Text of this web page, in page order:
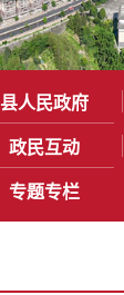
县人民政府
政民互动
专题专栏